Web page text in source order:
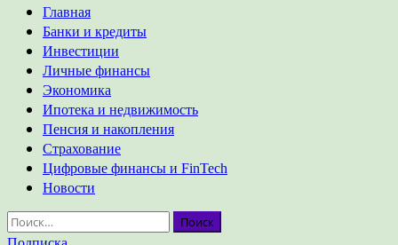
Основное
меню
Главная
Банки и кредиты
Инвестиции
Личные финансы
Экономика
Ипотека и недвижимость
Пенсия и накопления
Страхование
Цифровые финансы и FinTech
Новости
Найти: